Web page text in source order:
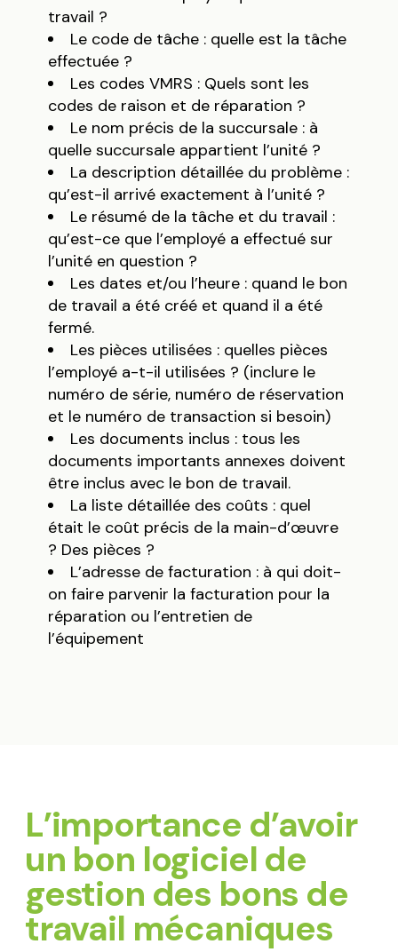
travail ?
Le code de tâche : quelle est la tâche
effectuée ?
Les codes VMRS : Quels sont les
codes de raison et de réparation ?
Le nom précis de la succursale : à
quelle succursale appartient l’unité ?
La description détaillée du problème :
qu’est-il arrivé exactement à l’unité ?
Le résumé de la tâche et du travail :
qu’est-ce que l’employé a effectué sur
l’unité en question ?
Les dates et/ou l’heure : quand le bon
de travail a été créé et quand il a été
fermé.
Les pièces utilisées : quelles pièces
l’employé a-t-il utilisées ? (inclure le
numéro de série, numéro de réservation
et le numéro de transaction si besoin)
Les documents inclus : tous les
documents importants annexes doivent
être inclus avec le bon de travail.
La liste détaillée des coûts : quel
était le coût précis de la main-d’œuvre
? Des pièces ?
L’adresse de facturation : à qui doit-
on faire parvenir la facturation pour la
réparation ou l’entretien de
l’équipement
L’importance d’avoir
un bon logiciel de
gestion des bons de
travail mécaniques